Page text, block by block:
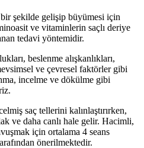
bir şekilde gelişip büyümesi için
ve vitaminlerin saçlı deriye
tedavi yöntemidir.
beslenme alışkanlıkları,
ve çevresel faktörler gibi
incelme ve dökülme gibi
saç tellerini kalınlaştırırken,
ve daha canlı hale gelir. Hacimli,
için ortalama 4 seans
önerilmektedir.